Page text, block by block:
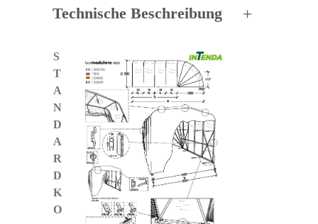
Technische Beschreibung
S
T
A
N
D
A
R
D
K
O